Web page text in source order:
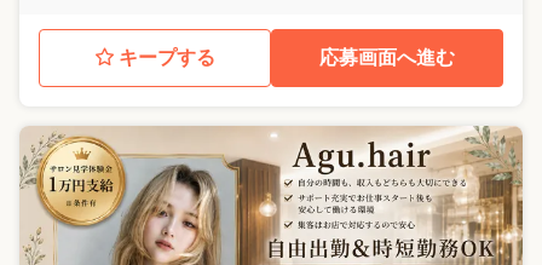
キープする 応募画面へ進む